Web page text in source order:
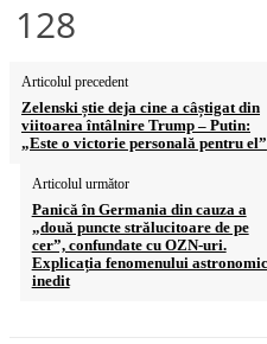
128
Articolul precedent
Zelenski știe deja cine a câștigat din
viitoarea întâlnire Trump – Putin:
„Este o victorie personală pentru el”
Articolul următor
Panică în Germania din cauza a
„două puncte strălucitoare de pe
cer”, confundate cu OZN-uri.
Explicația fenomenului astronomic
inedit